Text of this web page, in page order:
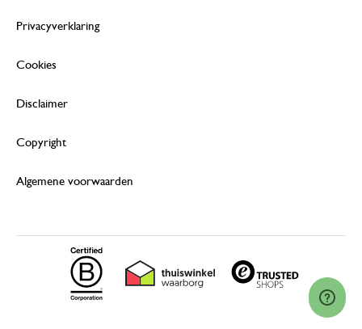
Privacyverklaring
Cookies
Disclaimer
Copyright
Algemene voorwaarden